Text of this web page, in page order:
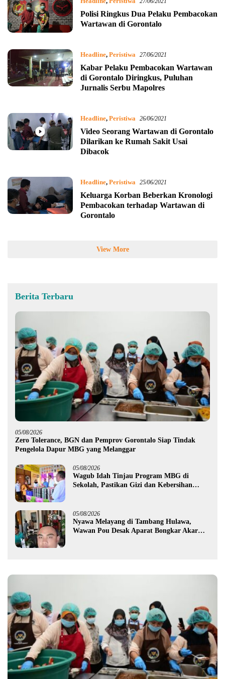
Polisi Ringkus Dua Pelaku Pembacokan
Wartawan di Gorontalo
Headline, Peristiwa 27/06/2021
Kabar Pelaku Pembacokan Wartawan
di Gorontalo Diringkus, Puluhan
Jurnalis Serbu Mapolres
Headline, Peristiwa 26/06/2021
Video Seorang Wartawan di Gorontalo
Dilarikan ke Rumah Sakit Usai
Dibacok
Headline, Peristiwa 25/06/2021
Keluarga Korban Beberkan Kronologi
Pembacokan terhadap Wartawan di
Gorontalo
View More
Berita Terbaru
05/08/2026
Zero Tolerance, BGN dan Pemprov Gorontalo Siap Tindak
Pengelola Dapur MBG yang Melanggar
05/08/2026
Wagub Idah Tinjau Program MBG di
Sekolah, Pastikan Gizi dan Kebersihan
05/08/2026
Nyawa Melayang di Tambang Hulawa,
Wawan Pou Desak Aparat Bongkar Akar